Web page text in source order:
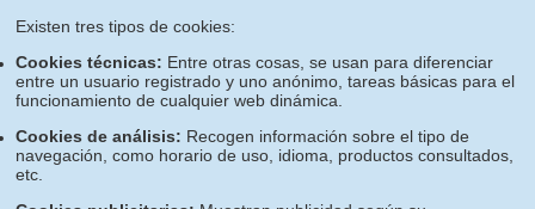
Existen tres tipos de cookies:
Cookies técnicas: Entre otras cosas, se usan para diferenciar
entre un usuario registrado y uno anónimo, tareas básicas para el
funcionamiento de cualquier web dinámica.
Cookies de análisis: Recogen información sobre el tipo de
navegación, como horario de uso, idioma, productos consultados,
etc.